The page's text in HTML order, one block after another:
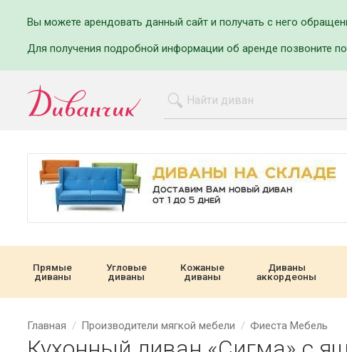
Вы можете арендовать данный сайт и получать с него
Для получения подробной информации об аренде позвоните
Прямые
диваны
Угловые
диваны
Кожаные
диваны
Диваны
аккордеоны
Главная Производители мягкой мебели Фиеста Мебель